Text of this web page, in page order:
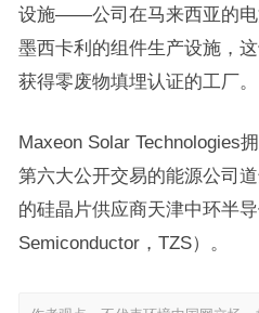
设施——公司在马来西亚的电
墨西卡利的组件生产设施，
获得零废物填埋认证的工厂。
Maxeon Solar Technologies
第六大公开交易的能源公司
的硅晶片供应商天津中环半
Semiconductor，TZS）。